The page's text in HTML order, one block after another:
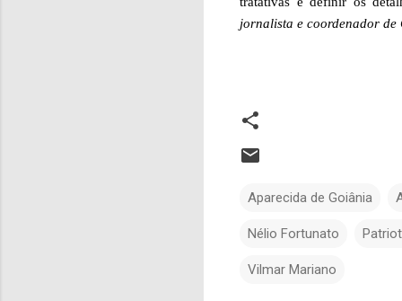
jornalista e coordenador
Aparecida de Goiânia
Nélio Fortunato
Vilmar Mariano